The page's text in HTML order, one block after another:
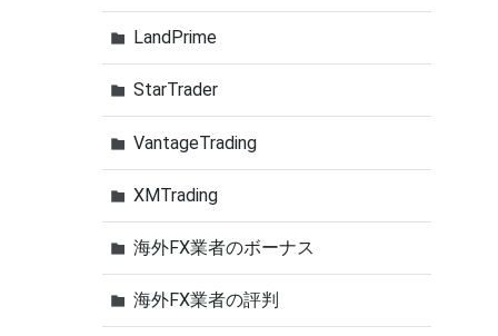
LandPrime
StarTrader
VantageTrading
XMTrading
海外FX業者のボーナス
海外FX業者の評判